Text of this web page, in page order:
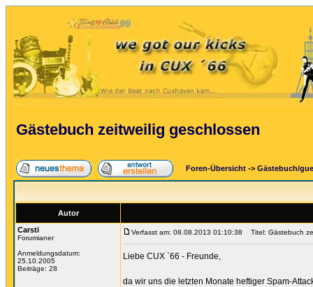
Gästebuch zeitweilig geschlossen
Foren-Übersicht -> Gästebuch/
Autor
Carsti
Forumianer
Anmeldungsdatum:
25.10.2005
Beiträge: 28
Verfasst am: 08.08.2013 01:10:38 Titel: Gästebuch
Liebe CUX `66 - Freunde,
da wir uns die letzten Monate heftiger Spam-